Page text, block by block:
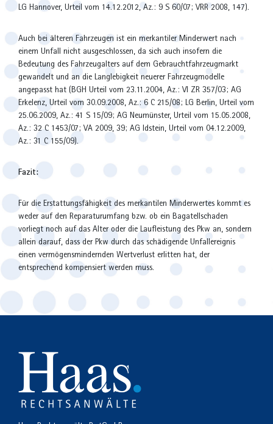
LG Hannover, Urteil vom 14.12.2012, Az.: 9 S 60/07; VRR 2008, 147).
Auch bei älteren Fahrzeugen ist ein merkantiler Minderwert nach
einem Unfall nicht ausgeschlossen, da sich auch insofern die
Bedeutung des Fahrzeugalters auf dem Gebrauchtfahrzeugmarkt
gewandelt und an die Langlebigkeit neuerer Fahrzeugmodelle
angepasst hat (BGH Urteil vom 23.11.2004, Az.: VI ZR 357/03; AG
Erkelenz, Urteil vom 30.09.2008, Az.: 6 C 215/08; LG Berlin, Urteil vom
25.06.2009, Az.: 41 S 15/09; AG Neumünster, Urteil vom 15.05.2008,
Az.: 32 C 1453/07; VA 2009, 39; AG Idstein, Urteil vom 04.12.2009,
Az.: 31 C 155/09).
Fazit:
Für die Erstattungsfähigkeit des merkantilen Minderwertes kommt es
weder auf den Reparaturumfang bzw. ob ein Bagatellschaden
vorliegt noch auf das Alter oder die Laufleistung des Pkw an, sondern
allein darauf, dass der Pkw durch das schädigende Unfallereignis
einen vermögensmindernden Wertverlust erlitten hat, der
entsprechend kompensiert werden muss.